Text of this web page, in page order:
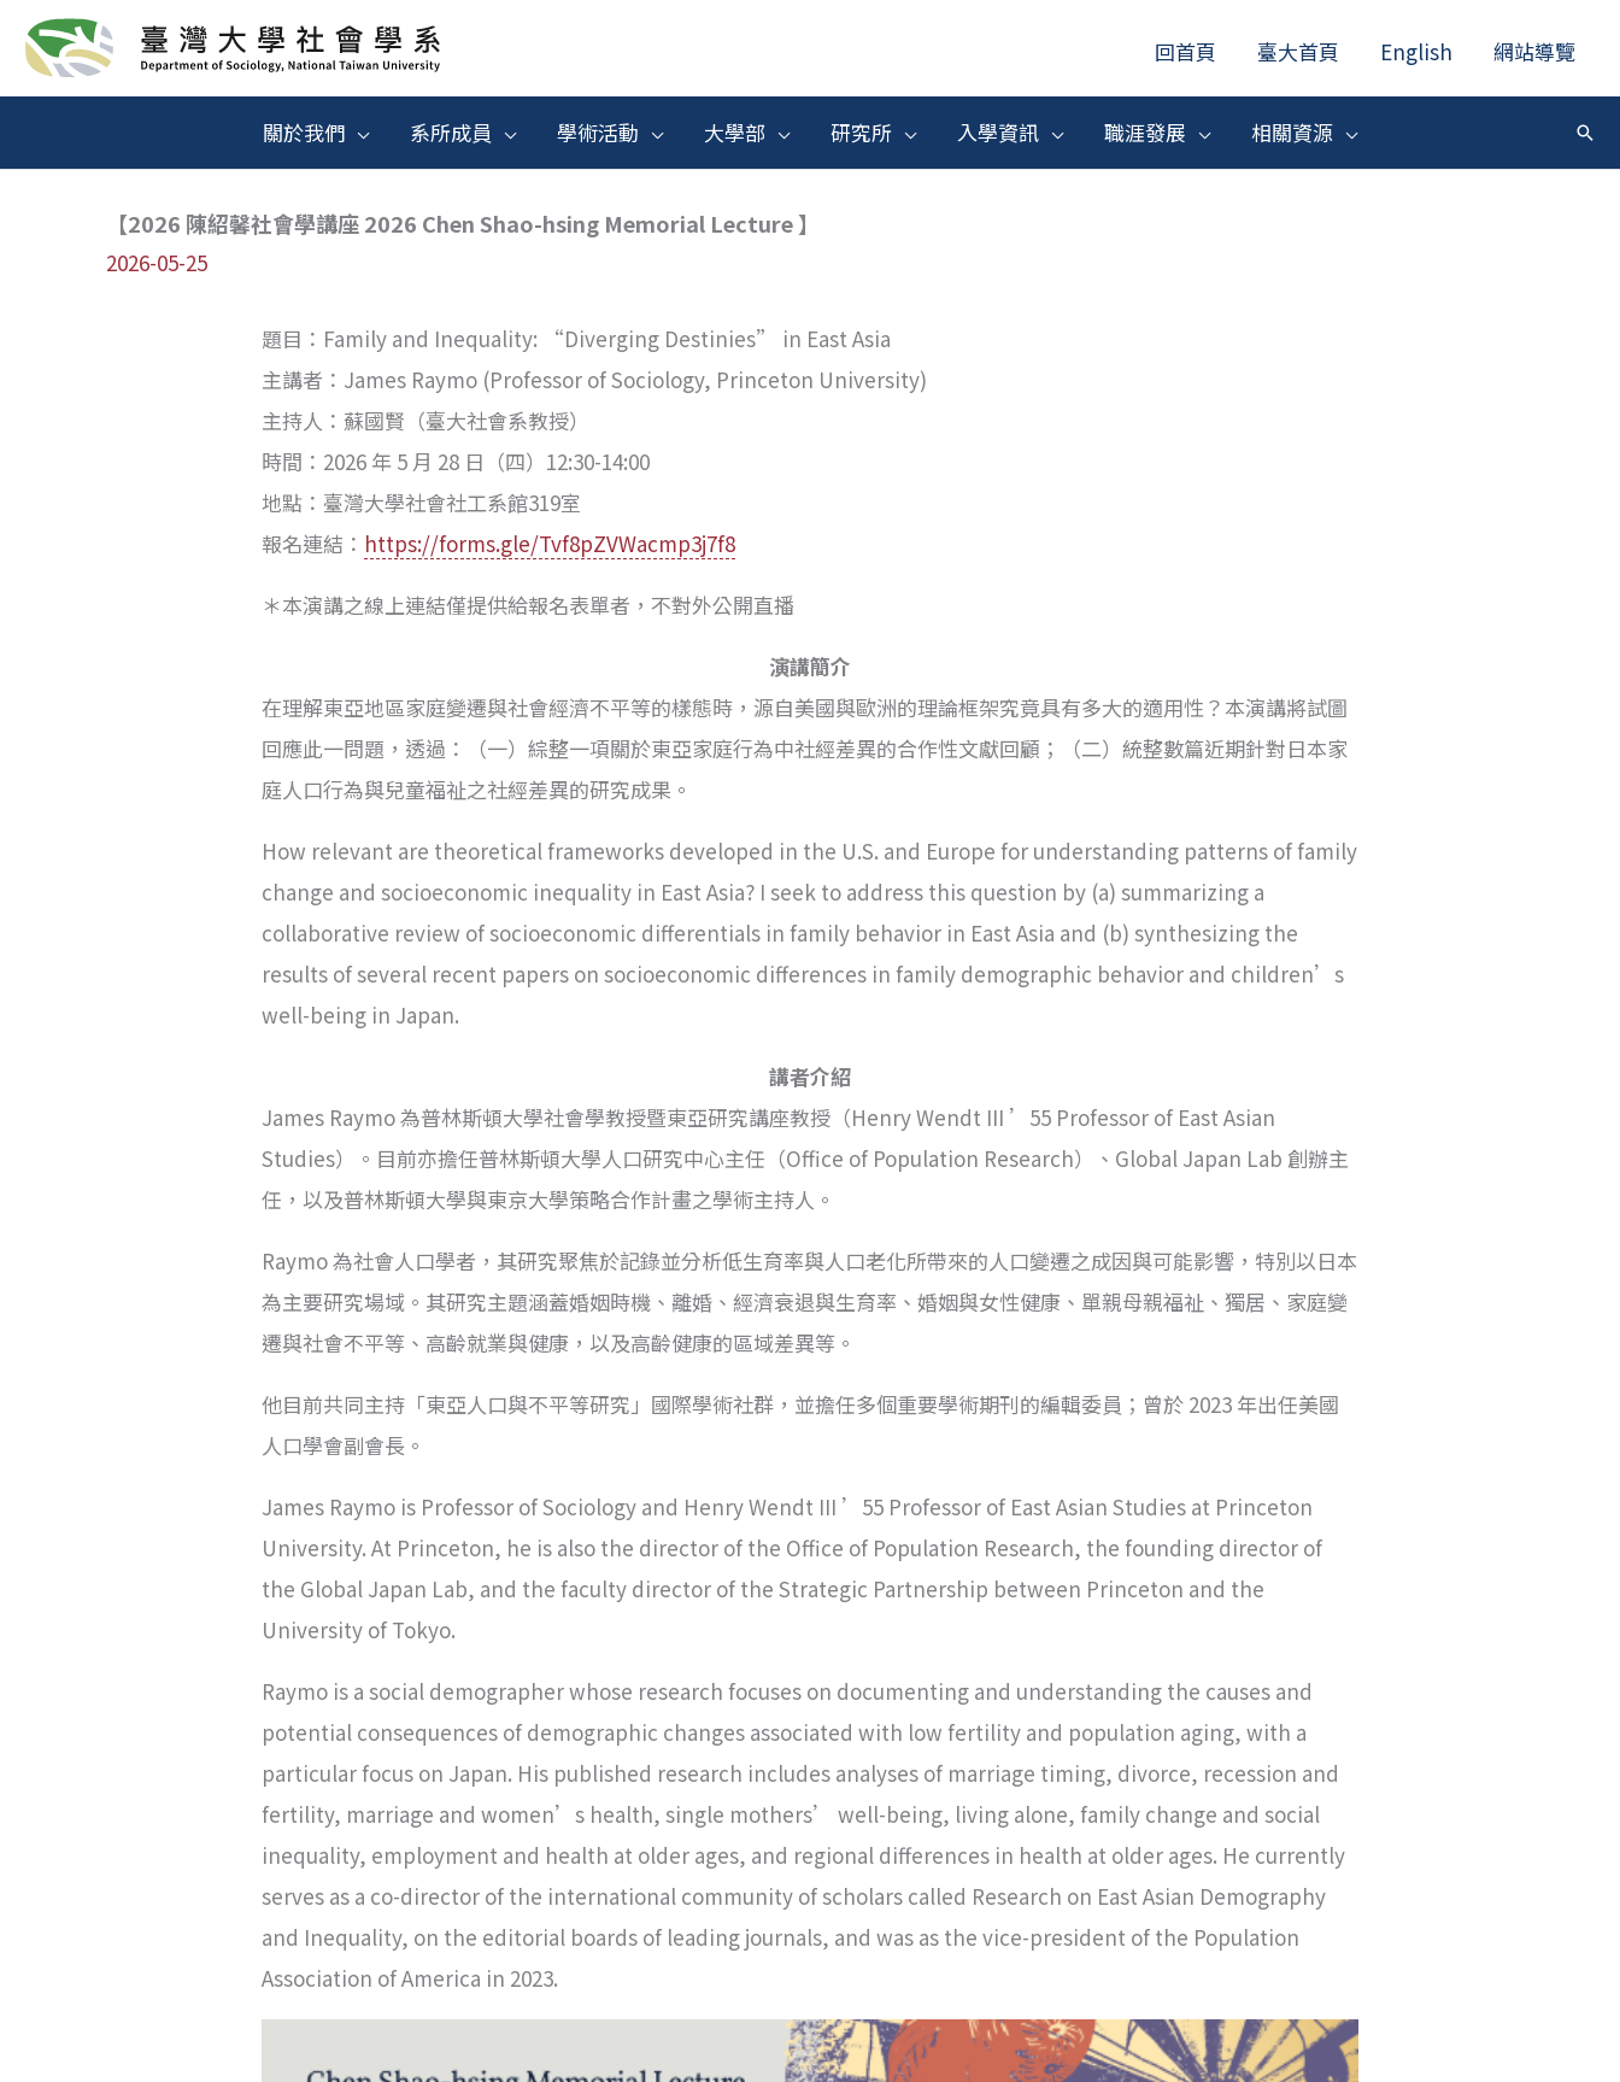
主
回首頁 臺大首頁 English 網站導覽
關於我們 系所成員 學術活動 大學部 研究所 入學資訊 職涯發展 相關資源
搜
尋
【2026 陳紹馨社會學講座 2026 Chen Shao-hsing Memorial Lecture 】
2026-05-25
題目：Family and Inequality: “Diverging Destinies” in East Asia
主講者：James Raymo (Professor of Sociology, Princeton University)
主持人：蘇國賢（臺大社會系教授）
時間：2026 年 5 月 28 日（四）12:30-14:00
地點：臺灣大學社會社工系館319室
報名連結： https://forms.gle/Tvf8pZVWacmp3j7f8
＊本演講之線上連結僅提供給報名表單者，不對外公開直播
演講簡介
在理解東亞地區家庭變遷與社會經濟不平等的樣態時，源自美國與歐洲的理論框架究竟具有多大的適用性？本演講將試圖
回應此一問題，透過：（一）綜整一項關於東亞家庭行為中社經差異的合作性文獻回顧；（二）統整數篇近期針對日本家
庭人口行為與兒童福祉之社經差異的研究成果。
How relevant are theoretical frameworks developed in the U.S. and Europe for understanding patterns of family
change and socioeconomic inequality in East Asia? I seek to address this question by (a) summarizing a
collaborative review of socioeconomic differentials in family behavior in East Asia and (b) synthesizing the
results of several recent papers on socioeconomic differences in family demographic behavior and children’s
well-being in Japan.
講者介紹
James Raymo 為普林斯頓大學社會學教授暨東亞研究講座教授（Henry Wendt III ’55 Professor of East Asian
Studies）。目前亦擔任普林斯頓大學人口研究中心主任（Office of Population Research）、Global Japan Lab 創辦主
任，以及普林斯頓大學與東京大學策略合作計畫之學術主持人。
Raymo 為社會人口學者，其研究聚焦於記錄並分析低生育率與人口老化所帶來的人口變遷之成因與可能影響，特別以日本
為主要研究場域。其研究主題涵蓋婚姻時機、離婚、經濟衰退與生育率、婚姻與女性健康、單親母親福祉、獨居、家庭變
遷與社會不平等、高齡就業與健康，以及高齡健康的區域差異等。
他目前共同主持「東亞人口與不平等研究」國際學術社群，並擔任多個重要學術期刊的編輯委員；曾於 2023 年出任美國
人口學會副會長。
James Raymo is Professor of Sociology and Henry Wendt III ’55 Professor of East Asian Studies at Princeton
University. At Princeton, he is also the director of the Office of Population Research, the founding director of
the Global Japan Lab, and the faculty director of the Strategic Partnership between Princeton and the
University of Tokyo.
Raymo is a social demographer whose research focuses on documenting and understanding the causes and
potential consequences of demographic changes associated with low fertility and population aging, with a
particular focus on Japan. His published research includes analyses of marriage timing, divorce, recession and
fertility, marriage and women’s health, single mothers’ well-being, living alone, family change and social
inequality, employment and health at older ages, and regional differences in health at older ages. He currently
serves as a co-director of the international community of scholars called Research on East Asian Demography
and Inequality, on the editorial boards of leading journals, and was as the vice-president of the Population
Association of America in 2023.